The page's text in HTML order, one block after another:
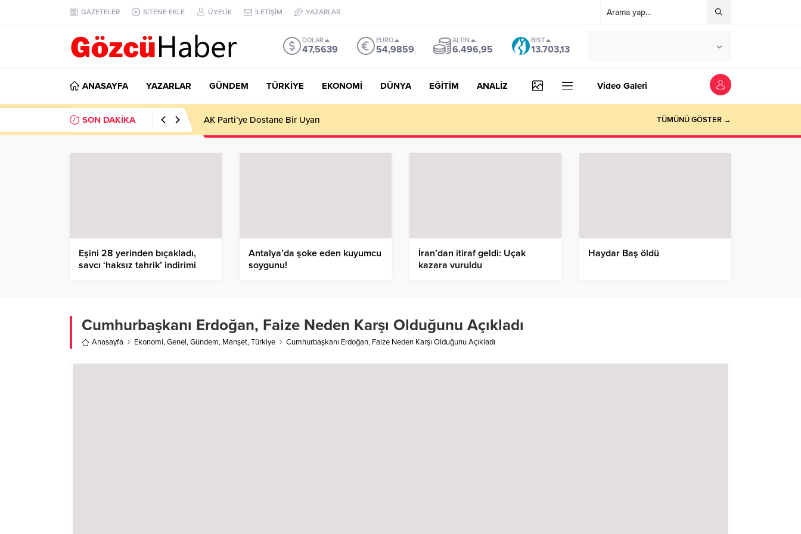
GAZETELER SİTENE EKLE ÜYELİK İLETİŞİM YAZARLAR
DOLAR
47,5639
EURO
54,9859
ALTIN
6.496,95
BIST
13.703,13
ANASAYFA YAZARLAR GÜNDEM TÜRKİYE EKONOMİ DÜNYA EĞİTİM ANALİZ Video Galeri
SON DAKİKA AK Parti’ye Dostane Bir Uyarı TÜMÜNÜ GÖSTER →
Eşini 28 yerinden bıçakladı,
savcı ‘haksız tahrik’ indirimi
Antalya’da şoke eden kuyumcu
soygunu!
İran’dan itiraf geldi: Uçak
kazara vuruldu
Haydar Baş öldü
Cumhurbaşkanı Erdoğan, Faize Neden Karşı Olduğunu Açıkladı
Anasayfa Ekonomi,Genel,Gündem, Manşet,Türkiye Cumhurbaşkanı Erdoğan, Faize Neden Karşı Olduğunu Açıkladı